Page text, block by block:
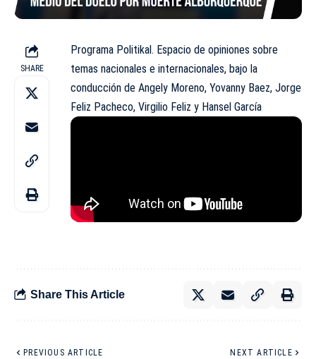
SHARE
Programa Politikal. Espacio de opiniones sobre
temas nacionales e internacionales, bajo la
conducción de Angely Moreno, Yovanny Baez, Jorge
Feliz Pacheco, Virgilio Feliz y Hansel García
Share This Article
PREVIOUS ARTICLE NEXT ARTICLE